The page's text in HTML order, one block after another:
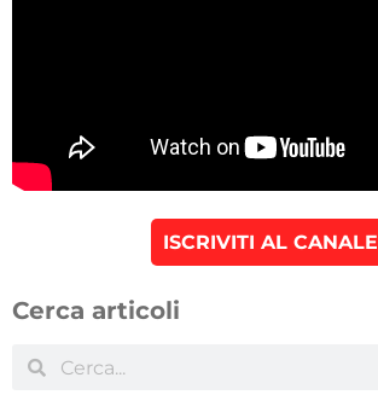
ISCRIVITI AL CANALE
Cerca articoli